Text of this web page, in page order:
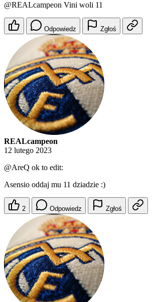
@REALcampeon Vini woli 11
Odpowiedz Zgłoś
REALcampeon
12 lutego 2023
@AreQ ok to edit:
Asensio oddaj mu 11 dziadzie :)
2 Odpowiedz Zgłoś